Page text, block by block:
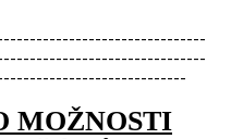
MOŽNOSTI